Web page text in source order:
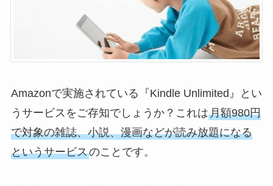
Amazonで実施されている『Kindle Unlimited』とい
うサービスをご存知でしょうか？これは月額980円
で対象の雑誌、小説、漫画などが読み放題になる
というサービスのことです。